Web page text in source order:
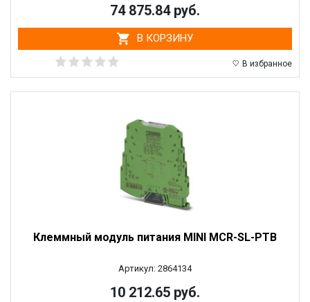
74 875.84 руб.
В КОРЗИНУ
В избранное
Клеммный модуль питания MINI MCR-SL-PTB
Артикул: 2864134
10 212.65 руб.